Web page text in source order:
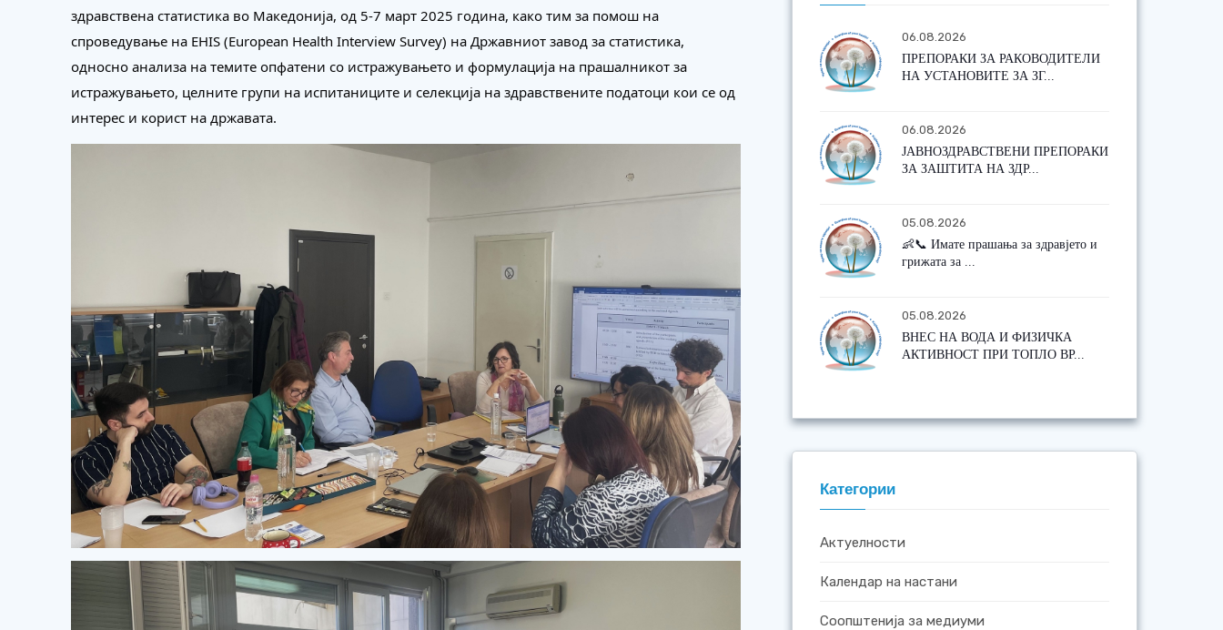
здравствена статистика во Македонија, од 5-7 март 2025 година, како тим за помош на
спроведување на EHIS (European Health Interview Survey) на Државниот завод за статистика,
односно анализа на темите опфатени со истражувањето и формулација на прашалникот за
истражувањето, целните групи на испитаниците и селекција на здравствените податоци кои се од
интерес и корист на државата.
06.08.2026
ПРЕПОРАКИ ЗА РАКОВОДИТЕЛИ
НА УСТАНОВИТЕ ЗА ЗГ...
06.08.2026
ЈАВНОЗДРАВСТВЕНИ ПРЕПОРАКИ
ЗА ЗАШТИТА НА ЗДР...
05.08.2026
👶📞 Имате прашања за здравјето и
грижата за ...
05.08.2026
ВНЕС НА ВОДА И ФИЗИЧКА
АКТИВНОСТ ПРИ ТОПЛО ВР...
Категории
Актуелности
Календар на настани
Соопштенија за медиуми